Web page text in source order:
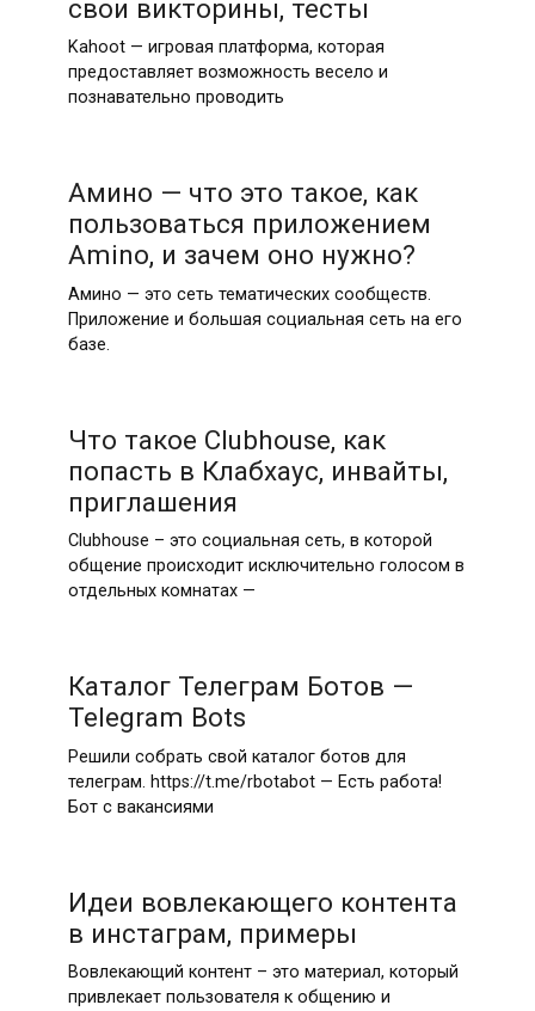
свои викторины, тесты
Kahoot — игровая платформа, которая
предоставляет возможность весело и
познавательно проводить
Амино — что это такое, как
пользоваться приложением
Amino, и зачем оно нужно?
Амино — это сеть тематических сообществ.
Приложение и большая социальная сеть на его
базе.
Что такое Clubhouse, как
попасть в Клабхаус, инвайты,
приглашения
Clubhouse – это социальная сеть, в которой
общение происходит исключительно голосом в
отдельных комнатах —
Каталог Телеграм Ботов —
Telegram Bots
Решили собрать свой каталог ботов для
телеграм. https://t.me/rbotabot — Есть работа!
Бот с вакансиями
Идеи вовлекающего контента
в инстаграм, примеры
Вовлекающий контент – это материал, который
привлекает пользователя к общению и